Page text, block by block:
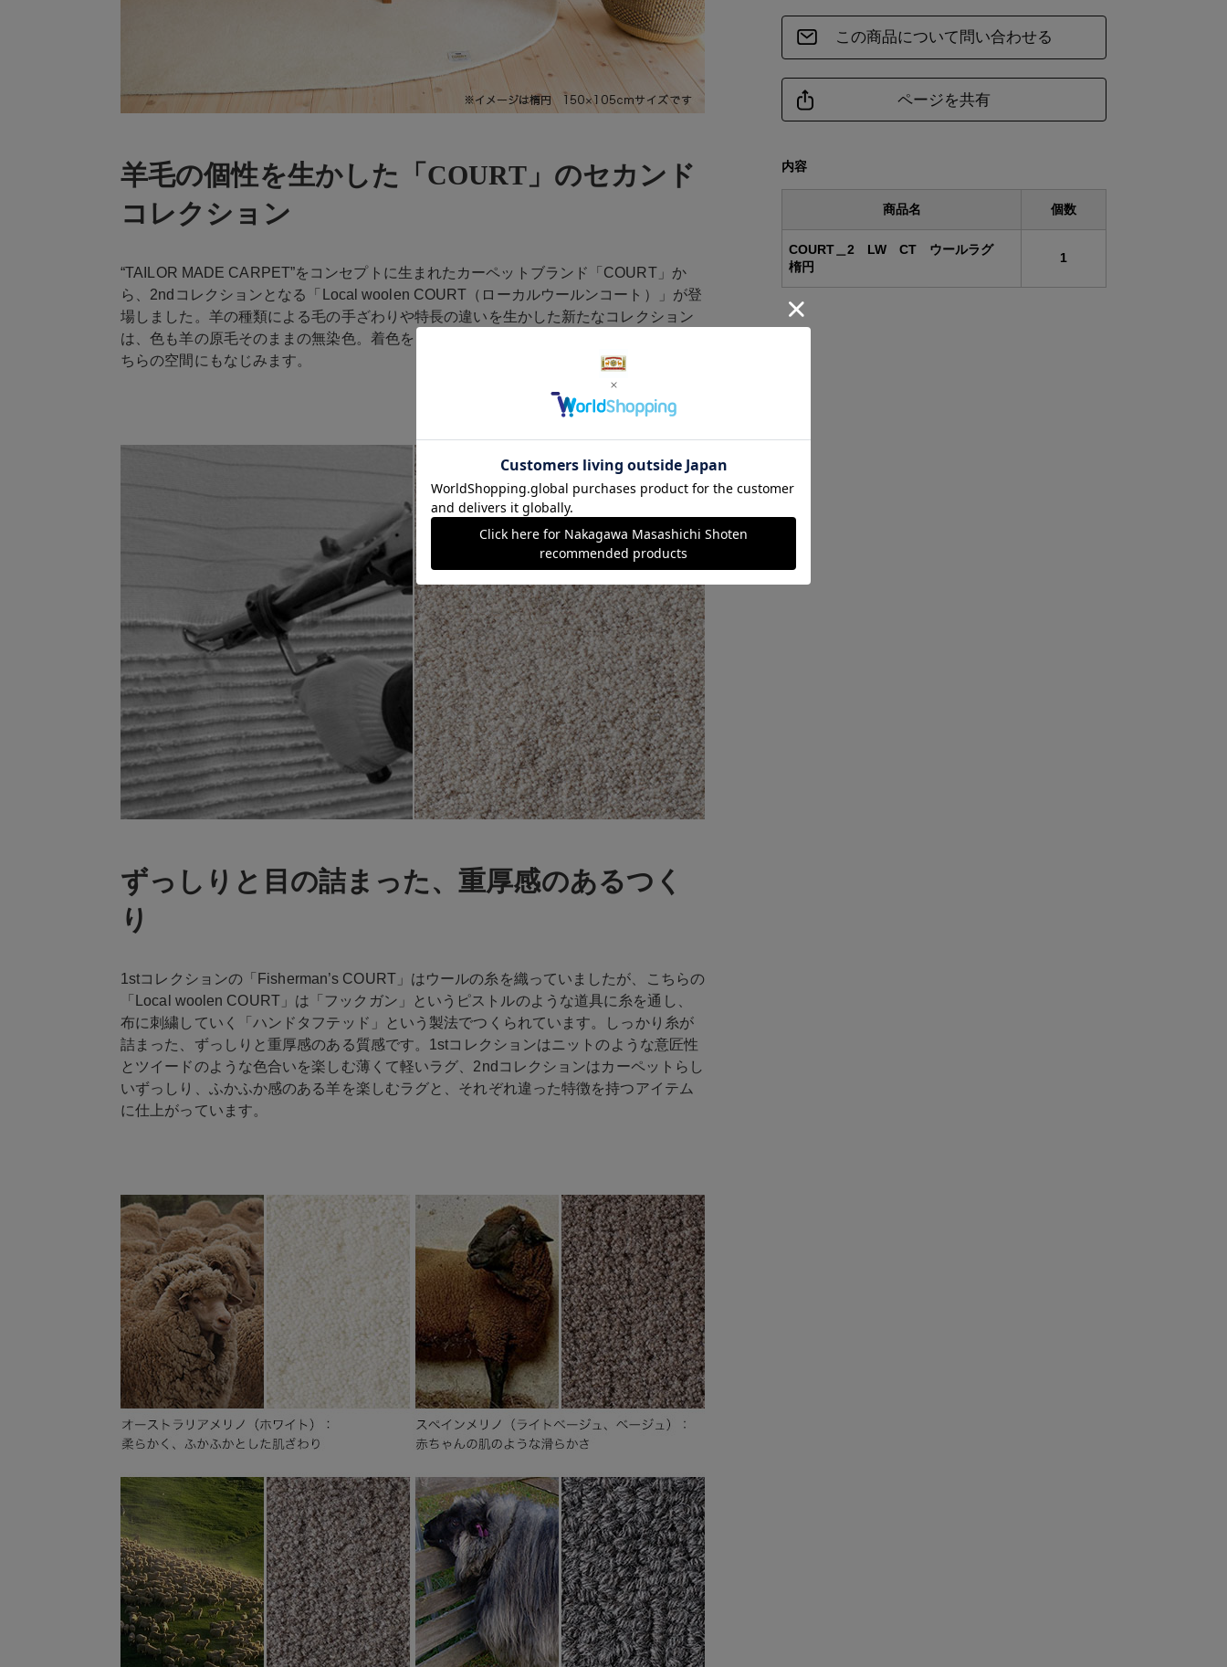
羊毛の個性を生かした「COURT」のセカンド
コレクション
“TAILOR MADE CARPET”をコンセプトに生まれたカーペットブランド「COURT」か
ら、2ndコレクションとなる「Local woolen COURT（ローカルウールンコート）」が登
場しました。羊の種類による毛の手ざわりや特長の違いを生かした新たなコレクション
は、色も羊の原毛そのままの無染色。着色をしないからこその微妙な色合いは、和洋ど
ちらの空間にもなじみます。
ずっしりと目の詰まった、重厚感のあるつく
り
1stコレクションの「Fisherman’s COURT」はウールの糸を織っていましたが、こちらの
「Local woolen COURT」は「フックガン」というピストルのような道具に糸を通し、
布に刺繍していく「ハンドタフテッド」という製法でつくられています。しっかり糸が
詰まった、ずっしりと重厚感のある質感です。1stコレクションはニットのような意匠性
とツイードのような色合いを楽しむ薄くて軽いラグ、2ndコレクションはカーペットらし
いずっしり、ふかふか感のある羊を楽しむラグと、それぞれ違った特徴を持つアイテム
に仕上がっています。
縁加工 折返し
種類 ハンドタフテッドカーペット
厚み
ギフト包装不可
商品サイズ
サイズ
内容
商品名 個数
COURT＿2 LW CT ウールラグ
楕円
1
この商品について問い合わせる
ページを共有